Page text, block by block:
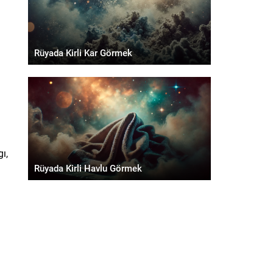
Rüyada Kirli Kar Görmek
Rüyada Kirli Havlu Görmek